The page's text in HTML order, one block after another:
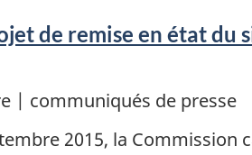
de remise en état du
| communiqués de presse
2015, la Commission